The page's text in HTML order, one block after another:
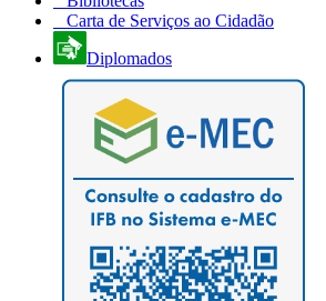
Carta de Serviços ao Cidadão
Diplomados